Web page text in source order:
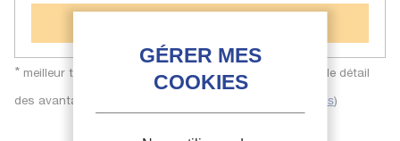
* meilleur tarif applicable selon le type d'adhésion (voir le détail
des avantages des adhésions
collectives)